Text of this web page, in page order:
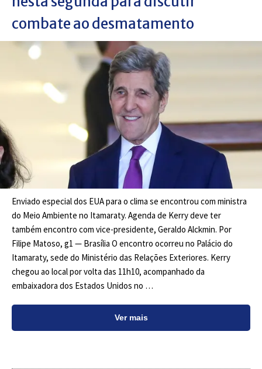
combate ao desmatamento
Enviado especial dos EUA para o clima se encontrou com ministra
do Meio Ambiente no Itamaraty. Agenda de Kerry deve ter
também encontro com vice-presidente, Geraldo Alckmin. Por
Filipe Matoso, g1 — Brasília O encontro ocorreu no Palácio do
Itamaraty, sede do Ministério das Relações Exteriores. Kerry
chegou ao local por volta das 11h10, acompanhado da
embaixadora dos Estados Unidos no …
Ver mais